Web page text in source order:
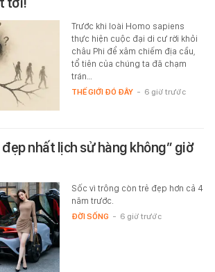
Trước khi loài Homo sapiens
thực hiện cuộc đại di cư rời khỏi
châu Phi để xâm chiếm địa cầu,
tổ tiên của chúng ta đã chạm
trán…
THẾ GIỚI ĐÓ ĐÂY - 6 giờ trước
nhất lịch sử hàng không” giờ
Sốc vì trông còn trẻ đẹp hơn cả 4
năm trước.
ĐỜI SỐNG - 6 giờ trước